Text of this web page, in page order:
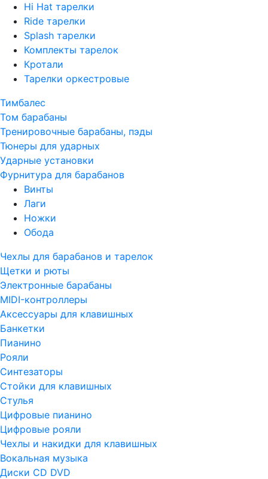
Hi Hat тарелки
Ride тарелки
Splash тарелки
Комплекты тарелок
Кротали
Тарелки оркестровые
Тимбалес
Том барабаны
Тренировочные барабаны, пэды
Тюнеры для ударных
Ударные установки
Фурнитура для барабанов
Винты
Лаги
Ножки
Обода
Чехлы для барабанов и тарелок
Щетки и рюты
Электронные барабаны
MIDI-контроллеры
Аксессуары для клавишных
Банкетки
Пианино
Рояли
Синтезаторы
Стойки для клавишных
Стулья
Цифровые пианино
Цифровые рояли
Чехлы и накидки для клавишных
Вокальная музыка
Диски CD DVD